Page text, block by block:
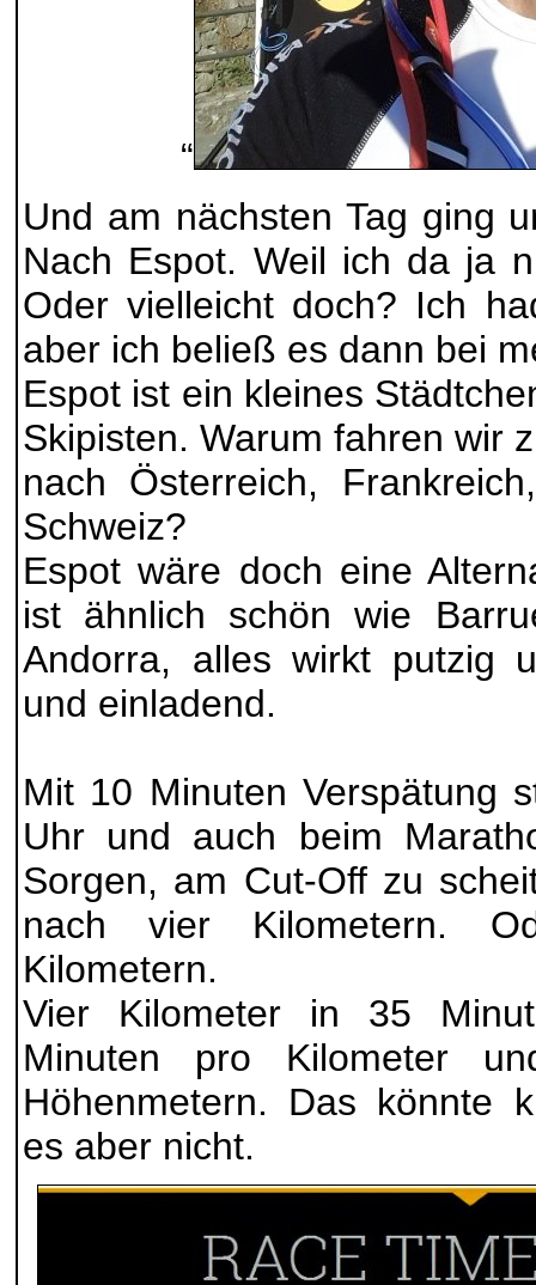
“
Und am nächsten Tag ging
Nach Espot. Weil ich da ja
Oder vielleicht doch? Ich
aber ich beließ es dann bei
Espot ist ein kleines
Skipisten. Warum fahren wir
nach Österreich,
Schweiz?
Espot wäre doch eine
ist ähnlich schön wie
Andorra, alles wirkt putzig
und einladend.
Mit 10 Minuten Verspätung
Uhr und auch beim
Sorgen, am Cut-Off zu
nach vier Kilometern.
Kilometern.
Vier Kilometer in 35
Minuten pro Kilometer
Höhenmetern. Das könnte
es aber nicht.